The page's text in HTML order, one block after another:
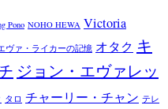
Pono NOHO HEWA Victoria
ヴァ・ライカーの記憶 オタク キ
ジョン・エヴァレッ
タロ チャーリー・チャン テレ